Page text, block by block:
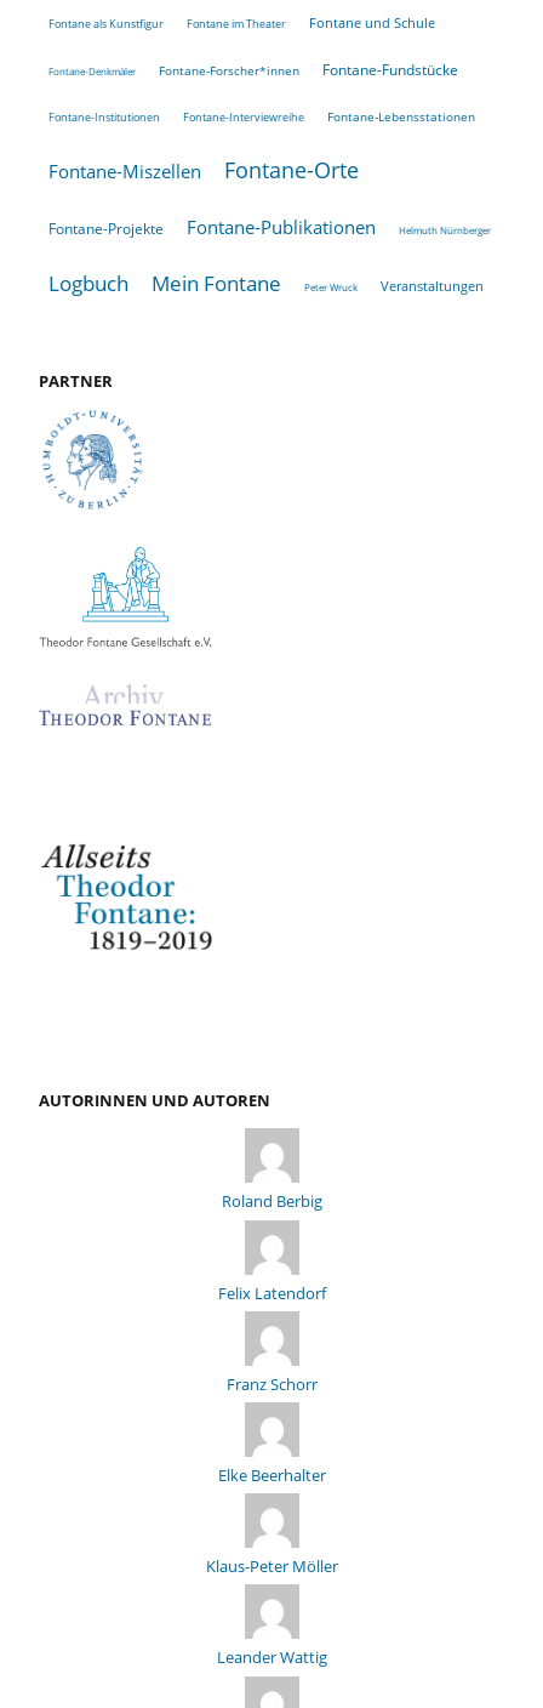
Fontane als Kunstfigur Fontane im Theater Fontane und Schule
Fontane-Denkmäler Fontane-Forscher*innen Fontane-Fundstücke
Fontane-Institutionen Fontane-Interviewreihe Fontane-Lebensstationen
Fontane-Miszellen Fontane-Orte
Fontane-Projekte Fontane-Publikationen Helmuth Nürnberger
Logbuch Mein Fontane Peter Wruck Veranstaltungen
PARTNER
AUTORINNEN UND AUTOREN
Roland Berbig
Felix Latendorf
Franz Schorr
Elke Beerhalter
Klaus-Peter Möller
Leander Wattig